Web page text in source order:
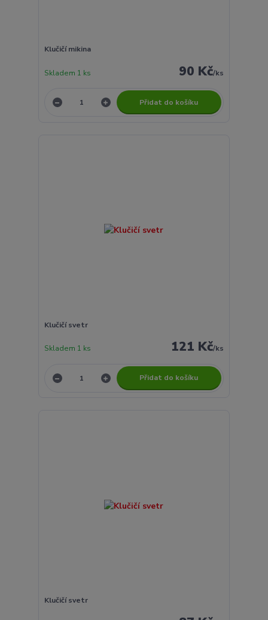
Klučičí mikina
90 Kč/ks
Skladem 1 ks
Přidat do košíku
Klučičí svetr
121 Kč/ks
Skladem 1 ks
Přidat do košíku
Klučičí svetr